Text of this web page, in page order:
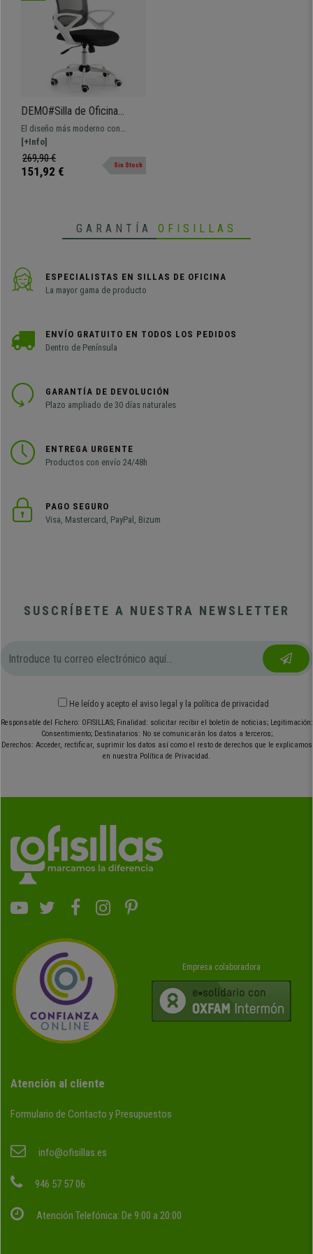
Diseño moderno, estructura blanca
• Tapizado en malla y tela transpirable
Mecanismo basculante de reclinación
• Moldeado ergonómico para mayor confort
Reposabrazos de diseño integrados
Ruedas para todo tipo de superficies
DEMO#Silla de Oficina
JACOB, Estructura en
Blanco, Diseño Moderno,
Tapizado en Negro
El diseño más moderno con
máxima ergonomía ¡producto
100% exclusivo! Tiene mecanismo
basculante y base de metal ¡Envío
[+Info]
269,90 €
151,92 € Sin Stock
GARANTÍA OFISILLAS
ESPECIALISTAS EN SILLAS DE OFICINA
La mayor gama de producto
ENVÍO GRATUITO EN TODOS LOS PEDIDOS
Dentro de Península
GARANTÍA DE DEVOLUCIÓN
Plazo ampliado de 30 días naturales
ENTREGA URGENTE
Productos con envío 24/48h
PAGO SEGURO
Visa, Mastercard, PayPal, Bizum
SUSCRÍBETE A NUESTRA NEWSLETTER
He leído y acepto el aviso legal y la política de privacidad
Responsable del Fichero: OFISILLAS; Finalidad: solicitar recibir el boletín de noticias; Legitimación:
Consentimiento; Destinatarios: No se comunicarán los datos a terceros;
Derechos: Acceder, rectificar, suprimir los datos así como el resto de derechos que le explicamos
en nuestra Política de Privacidad.
Empresa colaboradora
Atención al cliente
Formulario de Contacto y Presupuestos
info@ofisillas.es
946 57 57 06
Atención Telefónica: De 9:00 a 20:00